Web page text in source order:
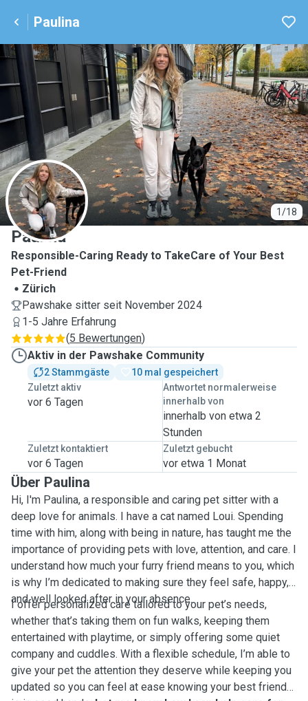
Paulina
1/18
P
Paulina
Responsible-Caring Ready to TakeCare of Your Best
Pet-Friend
Zürich
Pawshake sitter seit November 2024
1-5 Jahre Erfahrung
(5 Bewertungen)
Aktiv in der Pawshake Community
2 Stammgäste
10 mal gespeichert
Zuletzt aktiv
vor 6 Tagen
Antwortet normalerweise
innerhalb von
innerhalb von etwa 2
Stunden
Zuletzt kontaktiert
vor 6 Tagen
Zuletzt gebucht
vor etwa 1 Monat
Über Paulina
Hi, I'm Paulina, a responsible and caring pet sitter with a
deep love for animals. I have a cat named Loui. Spending
time with him, along with being in nature, has taught me the
importance of providing pets with love, attention, and care. I
understand how much your furry friend means to you, which
is why I’m dedicated to making sure they feel safe, happy,
and well looked after in your absence.
I offer personalized care tailored to your pet’s needs,
whether that’s taking them on fun walks, keeping them
entertained with playtime, or simply offering some quiet
company and cuddles. With a flexible schedule, I’m able to
give your pet the attention they deserve while keeping you
updated so you can feel at ease knowing your best friend